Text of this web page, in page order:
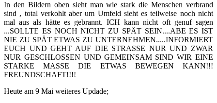
In den Bildern oben sieht man wie stark die Menschen verbrand
sind , total verkohlt aber um Umfeld sieht es teilweise noch nicht
mal aus als hätte es gebrannt. ICH kann nicht oft genuf sagen
...SOLLTE ES NOCH NICHT ZU SPÄT SEIN....ABE ES IST
NIE ZU SPÄT ETWAS ZU UNTERNEHMEN.....INFORMIERT
EUCH UND GEHT AUF DIE STRASSE NUR UND ZWAR
NUR GESCHLOSSEN UND GEMEINSAM SIND WIR EINE
STARKE MASSE DIE ETWAS BEWEGEN KANN!!!
FREUNDSCHAFT!!!!
Heute am 9 Mai weiteres Updade;